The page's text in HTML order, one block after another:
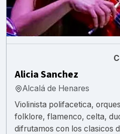
Alicia Sanchez
Alcalá de Henares
Violinista polifacetica,
folklore, flamenco, celta,
difrutamos con los clasicos